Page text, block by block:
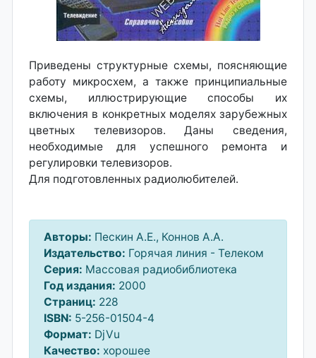
Приведены структурные схемы, поясняющие
работу микросхем, а также принципиальные
схемы, иллюстрирующие способы их
включения в конкретных моделях зарубежных
цветных телевизоров. Даны сведения,
необходимые для успешного ремонта и
регулировки телевизоров.
Для подготовленных радиолюбителей.
Авторы: Пескин А.Е., Коннов А.А.
Издательство: Горячая линия - Телеком
Серия: Массовая радиобиблиотека
Год издания: 2000
Страниц: 228
ISBN: 5-256-01504-4
Формат: DjVu
Качество: хорошее